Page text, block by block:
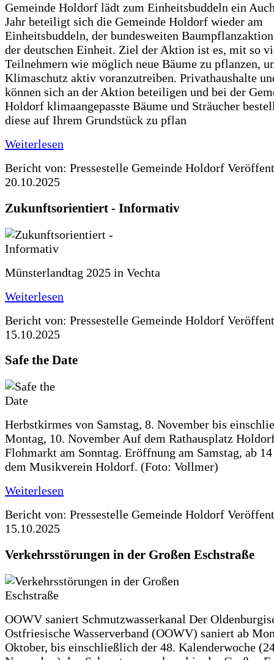
Gemeinde Holdorf lädt zum Einheitsbuddeln ein
Jahr beteiligt sich die Gemeinde Holdorf wieder am
Einheitsbuddeln, der bundesweiten
der deutschen Einheit. Ziel der Aktion ist es, mit so
Teilnehmern wie möglich neue Bäume zu pflanzen,
Klimaschutz aktiv voranzutreiben. Privathaushalte
können sich an der Aktion beteiligen und bei der
Holdorf klimaangepasste Bäume und Sträucher
diese auf Ihrem Grundstück zu pflan
Weiterlesen
Bericht von: Pressestelle Gemeinde Holdorf
20.10.2025
Zukunftsorientiert - Informativ
Münsterlandtag 2025 in Vechta
Weiterlesen
Bericht von: Pressestelle Gemeinde Holdorf
15.10.2025
Safe the Date
Herbstkirmes von Samstag, 8. November bis
Montag, 10. November Auf dem Rathausplatz
Flohmarkt am Sonntag. Eröffnung am Samstag, ab
dem Musikverein Holdorf. (Foto: Vollmer)
Weiterlesen
Bericht von: Pressestelle Gemeinde Holdorf
15.10.2025
Verkehrsstörungen in der Großen Eschstraße
OOWV saniert Schmutzwasserkanal Der
Ostfriesische Wasserverband (OOWV) saniert ab
Oktober, bis einschließlich der 48. Kalenderwoche